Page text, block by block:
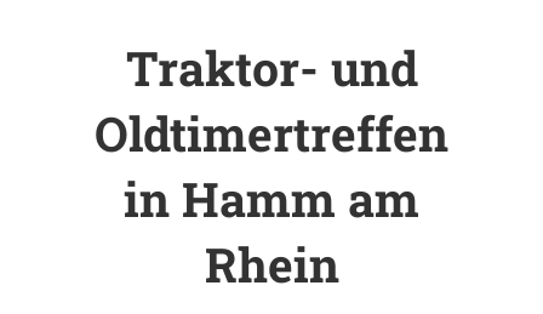
Traktor- und
Oldtimertreffen
in Hamm am
Rhein